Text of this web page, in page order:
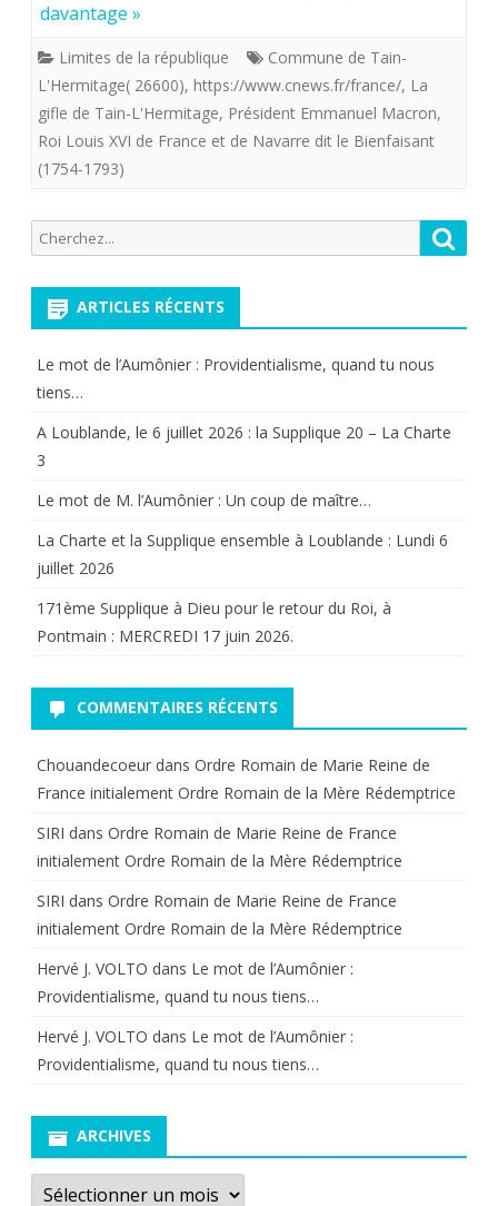
Macron
giflé
un
,
c’est
fâcheux
mais
c’est
grave
que
que
la
République
à
fait
au
Roi
XVI.
davantage »
Limites de la république
Commune de Tain-
L'Hermitage( 26600), https://www.cnews.fr/france/, La
gifle de Tain-L'Hermitage, Président Emmanuel Macron,
Roi Louis XVI de France et de Navarre dit le Bienfaisant
(1754-1793)
Recherche
pour:
ARTICLES RÉCENTS
Le mot de l’Aumônier : Providentialisme, quand tu nous
tiens…
A Loublande, le 6 juillet 2026 : la Supplique 20 – La Charte
3
Le mot de M. l’Aumônier : Un coup de maître…
La Charte et la Supplique ensemble à Loublande : Lundi 6
juillet 2026
171ème Supplique à Dieu pour le retour du Roi, à
Pontmain : MERCREDI 17 juin 2026.
COMMENTAIRES RÉCENTS
Chouandecoeur dans Ordre Romain de Marie Reine de
France initialement Ordre Romain de la Mère Rédemptrice
SIRI dans Ordre Romain de Marie Reine de France
initialement Ordre Romain de la Mère Rédemptrice
SIRI dans Ordre Romain de Marie Reine de France
initialement Ordre Romain de la Mère Rédemptrice
Hervé J. VOLTO dans Le mot de l’Aumônier :
Providentialisme, quand tu nous tiens…
Hervé J. VOLTO dans Le mot de l’Aumônier :
Providentialisme, quand tu nous tiens…
ARCHIVES
Archives